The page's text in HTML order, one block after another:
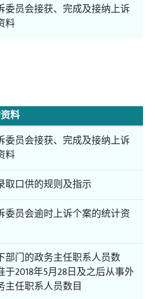
委员会接获、完成及接纳上诉
料
料
委员会接获、完成及接纳上诉
料
取口供的规则及指示
委员会逾时上诉个案的统计资
部门的政务主任职系人员数
于2018年5月28日及之后从事外
主任职系人员数目